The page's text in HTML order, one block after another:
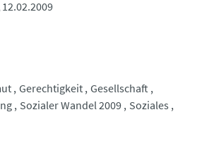
12.02.2009
Gerechtigkeit Gesellschaft
Sozialer Wandel 2009 Soziales